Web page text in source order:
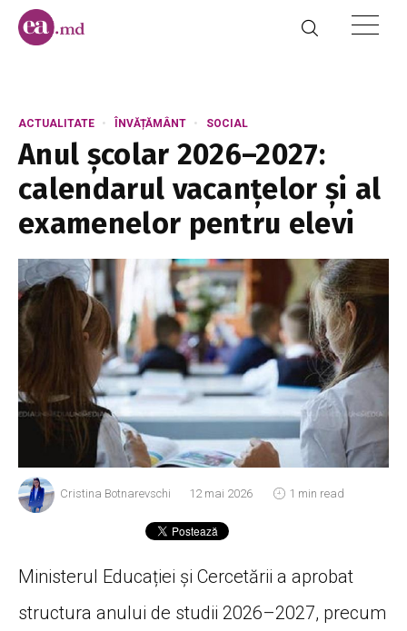
ACTUALITATE ÎNVĂȚĂMÂNT SOCIAL
Anul școlar 2026–2027:
calendarul vacanțelor și al
examenelor pentru elevi
Cristina Botnarevschi 12 mai 2026 1 min read
Ministerul Educației și Cercetării a aprobat
structura anului de studii 2026–2027, precum